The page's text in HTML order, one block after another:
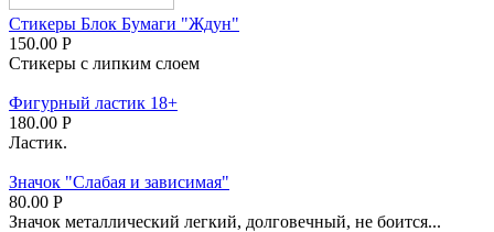
Стикеры Блок Бумаги "Ждун"
150.00 Р
Стикеры с липким слоем
Фигурный ластик 18+
180.00 Р
Ластик.
Значок "Слабая и зависимая"
80.00 Р
Значок металлический легкий, долговечный, не боится...